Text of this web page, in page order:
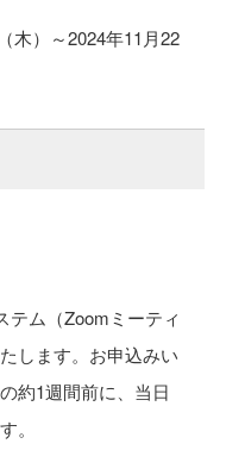
）～2024年11月22
ム（Zoomミーティ
します。お申込みい
約1週間前に、当日
。